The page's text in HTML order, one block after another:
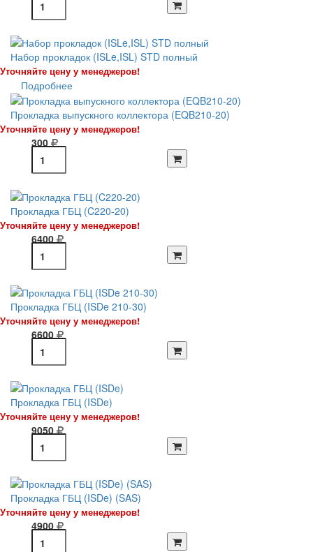
Набор прокладок (ISLe,ISL) STD полный
Уточняйте цену у менеджеров!
Подробнее
Прокладка выпускного коллектора (EQB210-20)
Уточняйте цену у менеджеров!
300
Прокладка ГБЦ (C220-20)
Уточняйте цену у менеджеров!
6400
Прокладка ГБЦ (ISDe 210-30)
Уточняйте цену у менеджеров!
6600
Прокладка ГБЦ (ISDe)
Уточняйте цену у менеджеров!
9050
Прокладка ГБЦ (ISDe) (SAS)
Уточняйте цену у менеджеров!
4900